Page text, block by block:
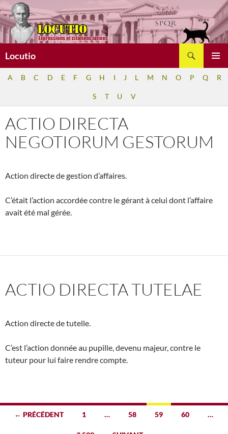
Aller
au
contenu
Locutio
A B C D E F G H I J L M N O P Q R
S T U V
ACTIO DIRECTA
NEGOTIORUM GESTORUM
Action directe de gestion d’affaires.
C’était l’action accordée contre le gérant à celui dont l’affaire
avait été mal gérée.
ACTIO DIRECTA TUTELAE
Action directe de tutelle.
C’est l’action donnée au pupille, devenu majeur, contre le
tuteur pour lui faire rendre compte.
Navigation
← PRÉCÉDENT 1 … 58 59 60 …